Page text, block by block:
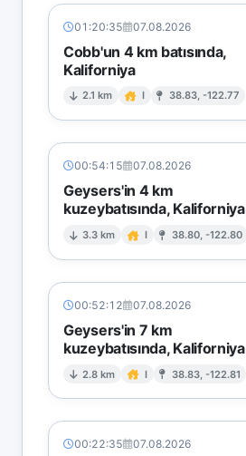
01:20:35 07.08.2026
Cobb'un 4 km batısında,
Kaliforniya
2.1 km I 38.83, -122.77
00:54:15 07.08.2026
Geysers'in 4 km
kuzeybatısında, Kaliforniya
3.3 km I 38.80, -122.80
00:52:12 07.08.2026
Geysers'in 7 km
kuzeybatısında, Kaliforniya
2.8 km I 38.83, -122.81
00:22:35 07.08.2026